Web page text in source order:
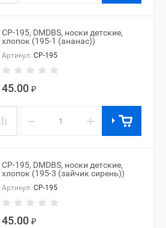
CP-195, DMDBS, носки детские,
хлопок (195-1 (ананас))
Артикул: CP-195
45.00 ₽
− +
CP-195, DMDBS, носки детские,
хлопок (195-3 (зайчик сирень))
Артикул: CP-195
45.00 ₽